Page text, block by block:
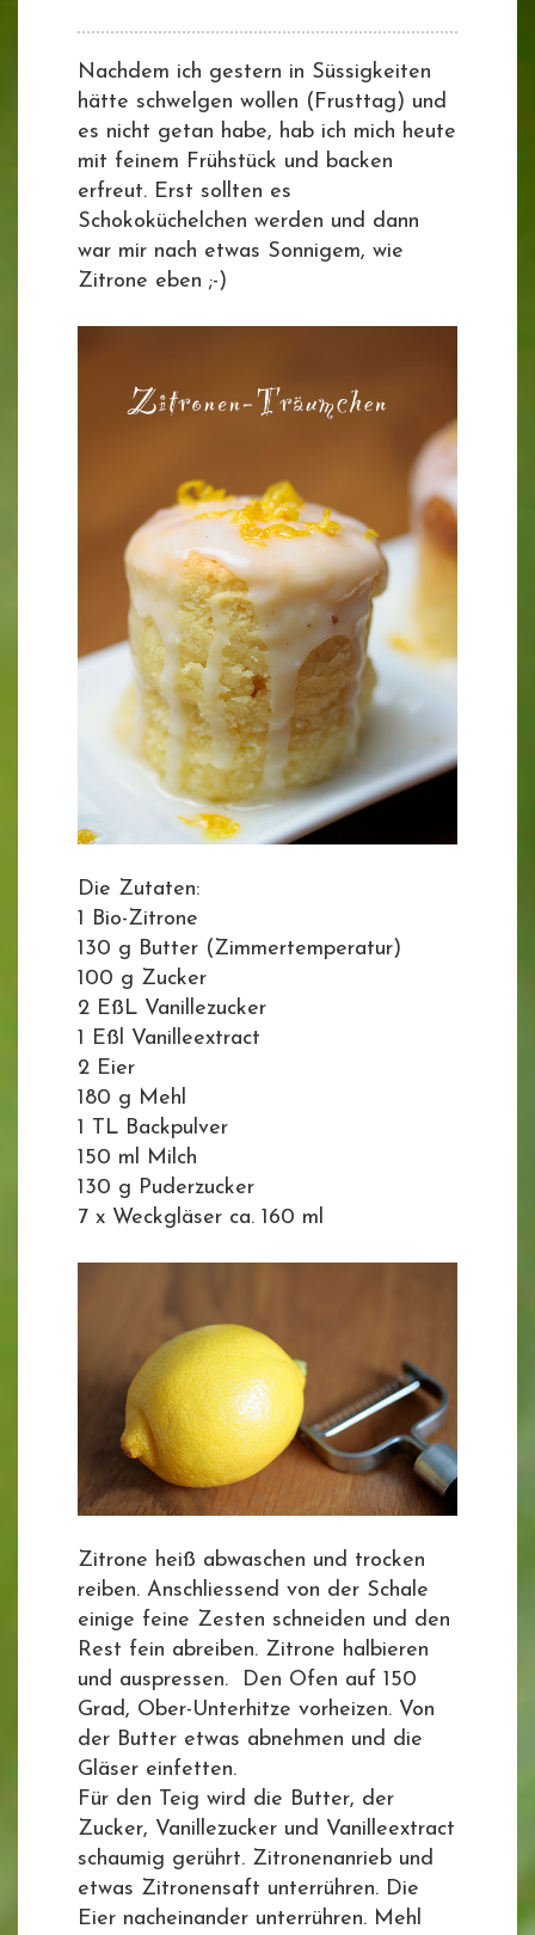
Nachdem ich gestern in Süssigkeiten
hätte schwelgen wollen (Frusttag) und
es nicht getan habe, hab ich mich heute
mit feinem Frühstück und backen
erfreut. Erst sollten es
Schokoküchelchen werden und dann
war mir nach etwas Sonnigem, wie
Zitrone eben ;-)
Die Zutaten:
1 Bio-Zitrone
130 g Butter (Zimmertemperatur)
100 g Zucker
2 EßL Vanillezucker
1 Eßl Vanilleextract
2 Eier
180 g Mehl
1 TL Backpulver
150 ml Milch
130 g Puderzucker
7 x Weckgläser ca. 160 ml
Zitrone heiß abwaschen und trocken
reiben. Anschliessend von der Schale
einige feine Zesten schneiden und den
Rest fein abreiben. Zitrone halbieren
und auspressen. Den Ofen auf 150
Grad, Ober-Unterhitze vorheizen. Von
der Butter etwas abnehmen und die
Gläser einfetten.
Für den Teig wird die Butter, der
Zucker, Vanillezucker und Vanilleextract
schaumig gerührt. Zitronenanrieb und
etwas Zitronensaft unterrühren. Die
Eier nacheinander unterrühren. Mehl